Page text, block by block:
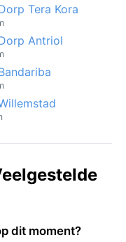
Tera Kora
Antriol
dit moment?